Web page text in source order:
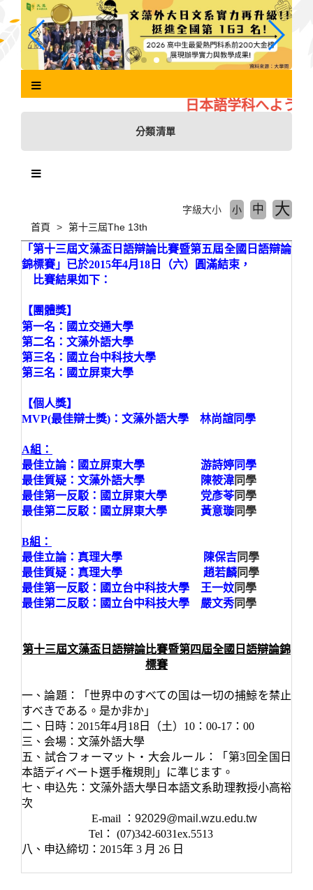
主
日本語学科へようこそ
分類清單
首頁 第十三屆The 13th
字級大小 小 中 大
「第十三屆文藻盃日語辯論比賽暨第五屆全國日語辯論
錦標賽」已於2015年4月18日（六）圓滿結束，
比賽結果如下：
【團體獎】
第一名：國立交通大學
第二名：文藻外語大學
第三名：國立台中科技大學
第三名：國立屏東大學
【個人獎】
MVP(最佳辯士獎)：文藻外語大學 林尚諠同學
A組：
最佳立論：國立屏東大學 游詩婷同學
最佳質疑：文藻外語大學 陳筱湋同學
最佳第一反駁：國立屏東大學 党彥苓同學
最佳第二反駁：國立屏東大學 黃意璇同學
B組：
最佳立論：真理大學 陳保吉同學
最佳質疑：真理大學 趙若麟同學
最佳第一反駁：國立台中科技大學 王一妏同學
最佳第二反駁：國立台中科技大學 嚴文秀同學
第十三屆文藻盃日語辯論比賽暨第四屆全國日語辯論錦
標賽
一、論題：「世界中のすべての国は一切の捕鯨を禁止
すべきである。是か非か」
二、日時：2015年4月18日（土）10：00-17：00
三、会場：文藻外語大學
五、試合フォーマット・大会ルール：「第3回全国日
本語ディベート選手権規則」
に準じます 。
七、申込先：文藻外語大學日本語文系助理教授小高裕
次
E-mail ： 92029@mail.wzu.edu.tw
Tel： (07)342-6031ex.5513
八、申込締切：2015年 3 月 26 日